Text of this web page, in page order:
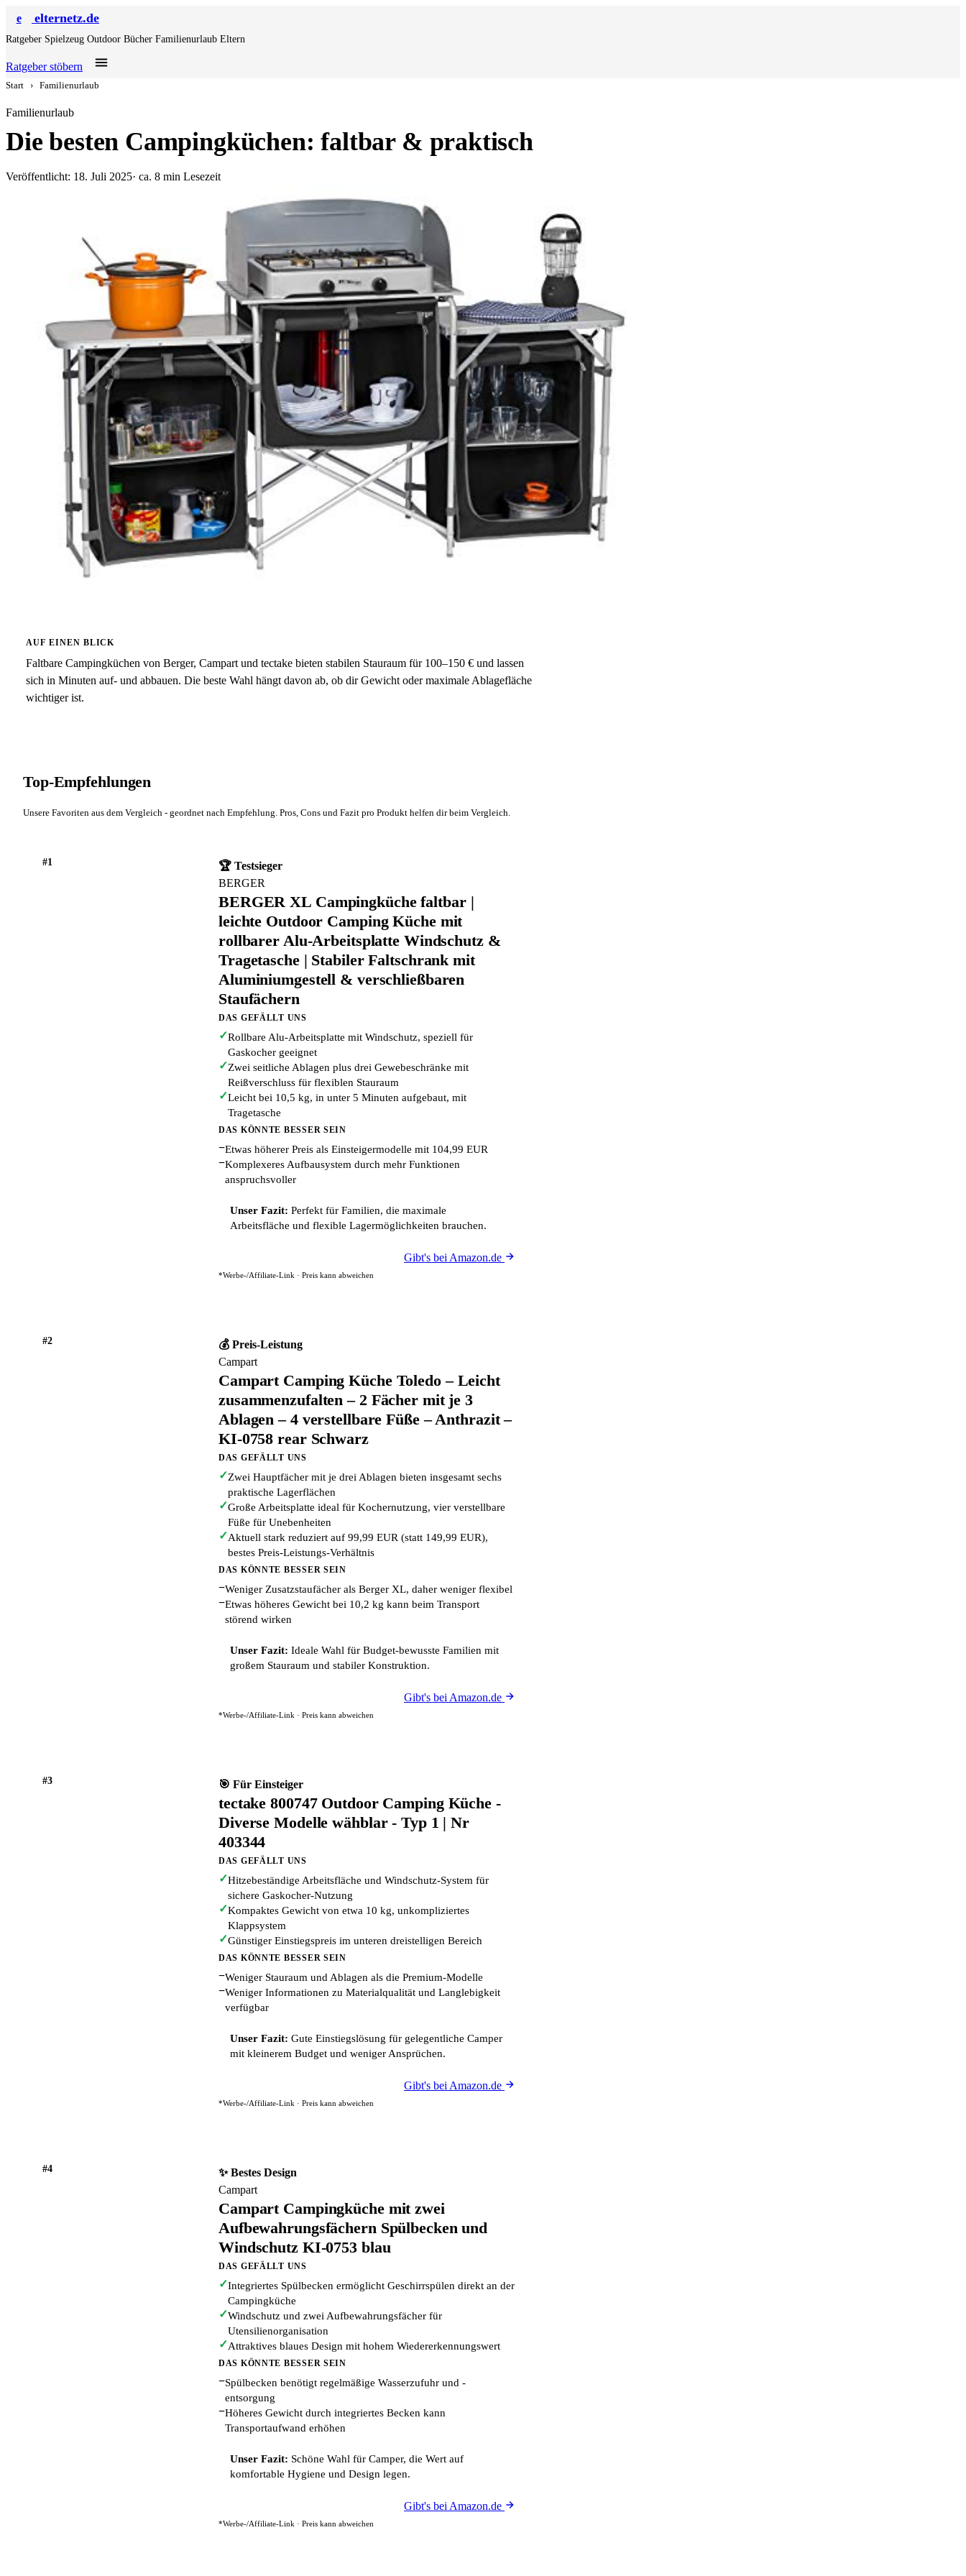
e elternetz.de
Ratgeber Spielzeug Outdoor Bücher Familienurlaub Eltern
Ratgeber stöbern
Start › Familienurlaub
Familienurlaub
Die besten Campingküchen: faltbar & praktisch
Veröffentlicht: 18. Juli 2025· ca. 8 min Lesezeit
AUF EINEN BLICK
Faltbare Campingküchen von Berger, Campart und tectake bieten stabilen Stauraum für 100–150 € und lassen
sich in Minuten auf- und abbauen. Die beste Wahl hängt davon ab, ob dir Gewicht oder maximale Ablagefläche
wichtiger ist.
Top-Empfehlungen
Unsere Favoriten aus dem Vergleich - geordnet nach Empfehlung. Pros, Cons und Fazit pro Produkt helfen dir beim Vergleich.
#1
🏆 Testsieger
BERGER
BERGER XL Campingküche faltbar |
leichte Outdoor Camping Küche mit
rollbarer Alu-Arbeitsplatte Windschutz &
Tragetasche | Stabiler Faltschrank mit
Aluminiumgestell & verschließbaren
Staufächern
DAS GEFÄLLT UNS
✓Rollbare Alu-Arbeitsplatte mit Windschutz, speziell für
Gaskocher geeignet
✓Zwei seitliche Ablagen plus drei Gewebeschränke mit
Reißverschluss für flexiblen Stauraum
✓Leicht bei 10,5 kg, in unter 5 Minuten aufgebaut, mit
Tragetasche
DAS KÖNNTE BESSER SEIN
−Etwas höherer Preis als Einsteigermodelle mit 104,99 EUR
−Komplexeres Aufbausystem durch mehr Funktionen
anspruchsvoller
Unser Fazit: Perfekt für Familien, die maximale
Arbeitsfläche und flexible Lagermöglichkeiten brauchen.
Gibt's bei Amazon.de
*Werbe-/Affiliate-Link · Preis kann abweichen
#2
💰 Preis-Leistung
Campart
Campart Camping Küche Toledo – Leicht
zusammenzufalten – 2 Fächer mit je 3
Ablagen – 4 verstellbare Füße – Anthrazit –
KI-0758 rear Schwarz
DAS GEFÄLLT UNS
✓Zwei Hauptfächer mit je drei Ablagen bieten insgesamt sechs
praktische Lagerflächen
✓Große Arbeitsplatte ideal für Kochernutzung, vier verstellbare
Füße für Unebenheiten
✓Aktuell stark reduziert auf 99,99 EUR (statt 149,99 EUR),
bestes Preis-Leistungs-Verhältnis
DAS KÖNNTE BESSER SEIN
−Weniger Zusatzstaufächer als Berger XL, daher weniger flexibel
−Etwas höheres Gewicht bei 10,2 kg kann beim Transport
störend wirken
Unser Fazit: Ideale Wahl für Budget-bewusste Familien mit
großem Stauraum und stabiler Konstruktion.
Gibt's bei Amazon.de
*Werbe-/Affiliate-Link · Preis kann abweichen
#3 🎯 Für Einsteiger
tectake 800747 Outdoor Camping Küche -
Diverse Modelle wähblar - Typ 1 | Nr
403344
DAS GEFÄLLT UNS
✓Hitzebeständige Arbeitsfläche und Windschutz-System für
sichere Gaskocher-Nutzung
✓Kompaktes Gewicht von etwa 10 kg, unkompliziertes
Klappsystem
✓Günstiger Einstiegspreis im unteren dreistelligen Bereich
DAS KÖNNTE BESSER SEIN
−Weniger Stauraum und Ablagen als die Premium-Modelle
−Weniger Informationen zu Materialqualität und Langlebigkeit
verfügbar
Unser Fazit: Gute Einstiegslösung für gelegentliche Camper
mit kleinerem Budget und weniger Ansprüchen.
Gibt's bei Amazon.de
*Werbe-/Affiliate-Link · Preis kann abweichen
#4
✨ Bestes Design
Campart
Campart Campingküche mit zwei
Aufbewahrungsfächern Spülbecken und
Windschutz KI-0753 blau
DAS GEFÄLLT UNS
✓Integriertes Spülbecken ermöglicht Geschirrspülen direkt an der
Campingküche
✓Windschutz und zwei Aufbewahrungsfächer für
Utensilienorganisation
✓Attraktives blaues Design mit hohem Wiedererkennungswert
DAS KÖNNTE BESSER SEIN
−Spülbecken benötigt regelmäßige Wasserzufuhr und -
entsorgung
−Höheres Gewicht durch integriertes Becken kann
Transportaufwand erhöhen
Unser Fazit: Schöne Wahl für Camper, die Wert auf
komfortable Hygiene und Design legen.
Gibt's bei Amazon.de
*Werbe-/Affiliate-Link · Preis kann abweichen